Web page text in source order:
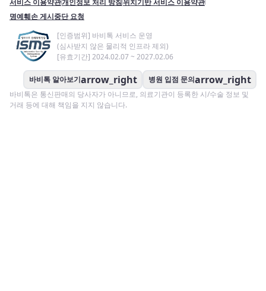
서비스 이용약관개인정보 처리 방침위치기반 서비스 이용약관
명예훼손 게시중단 요청
[인증범위] 바비톡 서비스 운영
(심사받지 않은 물리적 인프라 제외)
[유효기간] 2024.02.07 ~ 2027.02.06
바비톡 알아보기arrow_right 병원 입점 문의arrow_right
바비톡은 통신판매의 당사자가 아니므로, 의료기관이 등록한 시/수술 정보 및
거래 등에 대해 책임을 지지 않습니다.